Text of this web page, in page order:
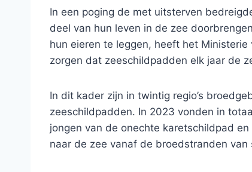
In een poging de met uitsterven
deel van hun leven in de zee
hun eieren te leggen, heeft het
zorgen dat zeeschildpadden elk jaar de
In dit kader zijn in twintig regio’s
zeeschildpadden. In 2023 vonden in
jongen van de onechte karetschildpad
naar de zee vanaf de broedstranden van